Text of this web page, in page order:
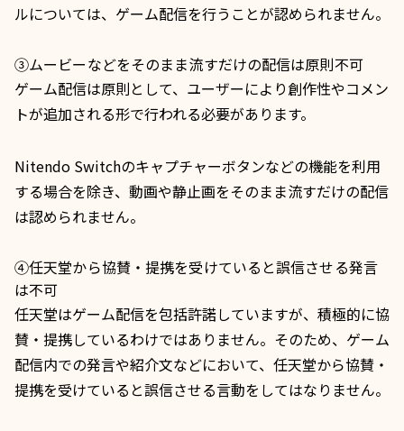
ルについては、ゲーム配信を行うことが認められません。
③ムービーなどをそのまま流すだけの配信は原則不可
ゲーム配信は原則として、ユーザーにより創作性やコメン
トが追加される形で行われる必要があります。
Nitendo Switchのキャプチャーボタンなどの機能を利用
する場合を除き、動画や静止画をそのまま流すだけの配信
は認められません。
④任天堂から協賛・提携を受けていると誤信させる発言
は不可
任天堂はゲーム配信を包括許諾していますが、積極的に協
賛・提携しているわけではありません。そのため、ゲーム
配信内での発言や紹介文などにおいて、任天堂から協賛・
提携を受けていると誤信させる言動をしてはなりません。